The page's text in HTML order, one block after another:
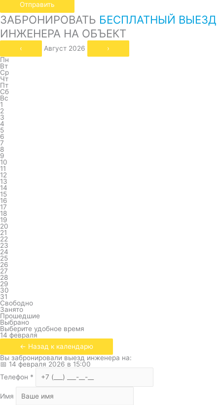
Отправить
ЗАБРОНИРОВАТЬ БЕСПЛАТНЫЙ ВЫЕЗД
ИНЖЕНЕРА НА ОБЪЕКТ
‹ Август 2026
›
Пн
Вт
Ср
Чт
Пт
Сб
Вс
1
2
3
4
5
6
7
8
9
10
11
12
13
14
15
16
17
18
19
20
21
22
23
24
25
26
27
28
29
30
31
Свободно
Занято
Прошедшие
Выбрано
Выберите удобное время
14 февраля
← Назад к календарю
Вы забронировали выезд инженера на:
📅 14 февраля 2026 в 15:00
Телефон *
Имя